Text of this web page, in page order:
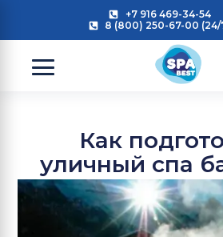
+7 916 469-34-54
8 (800) 250-67-00 (24/
Как
уличный спа
зиме?